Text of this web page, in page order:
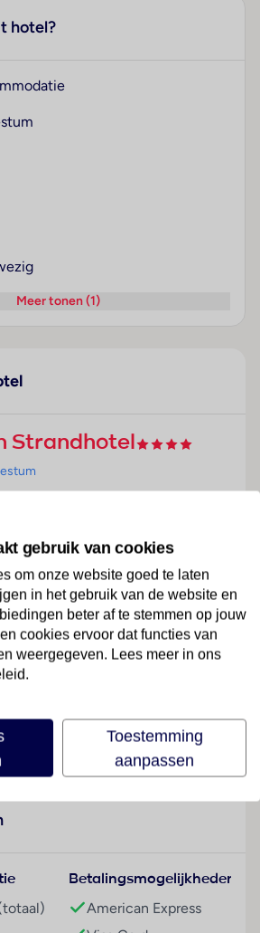
hotel?
Meer tonen (1)
Strandhotel
gasten in Paestum.
53 kamers en over een lift.
aan de receptie is graag bij
Het verblijf is ingericht met
een kluis. In de openbare
De tourdesk biedt
faciliteiten zijn beschikbaar. Er
rondneuzen en flaneren
biedt een tuin extra ruimte voor
het hotel behoren een tv-ruimte,
parkeren. Onder de
bevinden zich een 24-
een oppasservice, een
Betalingsmogelijkheden
American Express
gebruik van cookies
om onze website goed te laten
in het gebruik van de website en
beter af te stemmen op jouw
cookies ervoor dat functies van
weergegeven. Lees meer in ons
Toestemming
aanpassen